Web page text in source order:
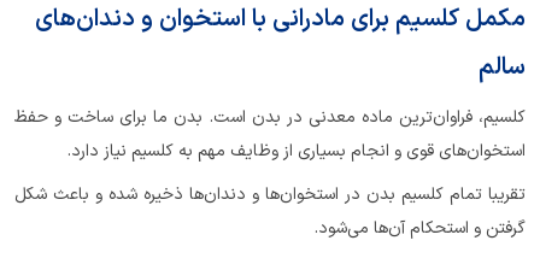
مکمل کلسیم برای مادرانی با استخوان و دندان‌های
سالم
کلسیم، فراوان‌ترین ماده معدنی در بدن است. بدن ما برای ساخت و حفظ
استخوان‌های قوی و انجام بسیاری از وظایف مهم به کلسیم نیاز دارد.
تقریبا تمام کلسیم بدن در استخوان‌ها و دندان‌ها ذخیره شده و باعث شکل
گرفتن و استحکام آن‌ها می‌شود.